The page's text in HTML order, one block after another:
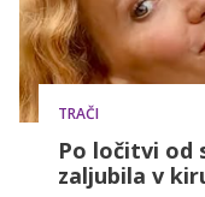
TRAČI
Po ločitvi od
zaljubila v